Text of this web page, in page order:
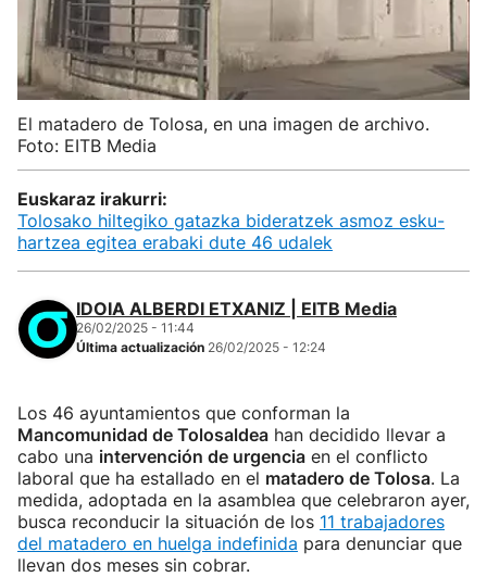
El matadero de Tolosa, en una imagen de archivo.
Foto: EITB Media
Euskaraz irakurri:
Tolosako hiltegiko gatazka bideratzek asmoz esku-
hartzea egitea erabaki dute 46 udalek
IDOIA ALBERDI ETXANIZ | EITB Media
26/02/2025 - 11:44
Última actualización 26/02/2025 - 12:24
Los 46 ayuntamientos que conforman la
Mancomunidad de Tolosaldea han decidido llevar a
cabo una intervención de urgencia en el conflicto
laboral que ha estallado en el matadero de Tolosa. La
medida, adoptada en la asamblea que celebraron ayer,
busca reconducir la situación de los 11 trabajadores
del matadero en huelga indefinida para denunciar que
llevan dos meses sin cobrar.